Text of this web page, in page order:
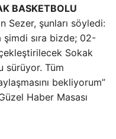
BASKETBOLU
Sezer, şunları söyledi:
sıra bizde; 02-
Sokak
sürüyor. Tüm
bekliyorum”
Haber Masası